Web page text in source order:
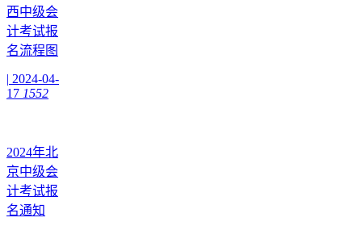
西中级会
计考试报
名流程图
| 2024-04-
17 1552
2024年北
京中级会
计考试报
名通知